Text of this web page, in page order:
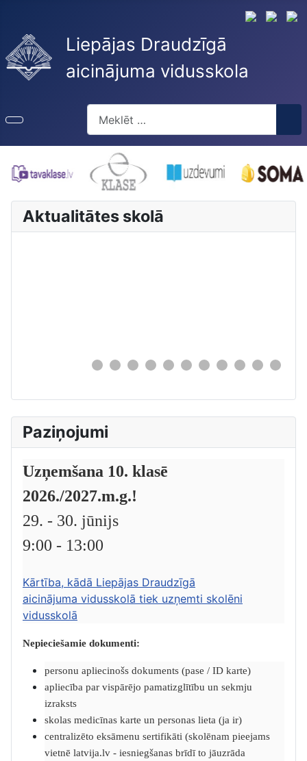
Liepājas Draudzīgā
aicinājuma vidusskola
Aktualitātes skolā
Paziņojumi
Uzņemšana 10. klasē
2026./2027.m.g.!
29. - 30. jūnijs
9:00 - 13:00
Kārtība, kādā Liepājas Draudzīgā
aicinājuma vidusskolā tiek uzņemti skolēni
vidusskolā
Nepieciešamie dokumenti:
personu apliecinošs dokuments (pase / ID karte)
apliecība par vispārējo pamatizglītību un sekmju
izraksts
skolas medicīnas karte un personas lieta (ja ir)
centralizēto eksāmenu sertifikāti (skolēnam pieejams
vietnē latvija.lv - iesniegšanas brīdī to jāuzrāda